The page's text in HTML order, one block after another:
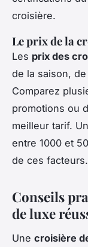
croisière.
Le prix de la
Les prix des
de la saison,
Comparez
promotions ou
meilleur tarif.
entre 1000 et
de ces facteurs.
Conseils
de luxe
Une croisière